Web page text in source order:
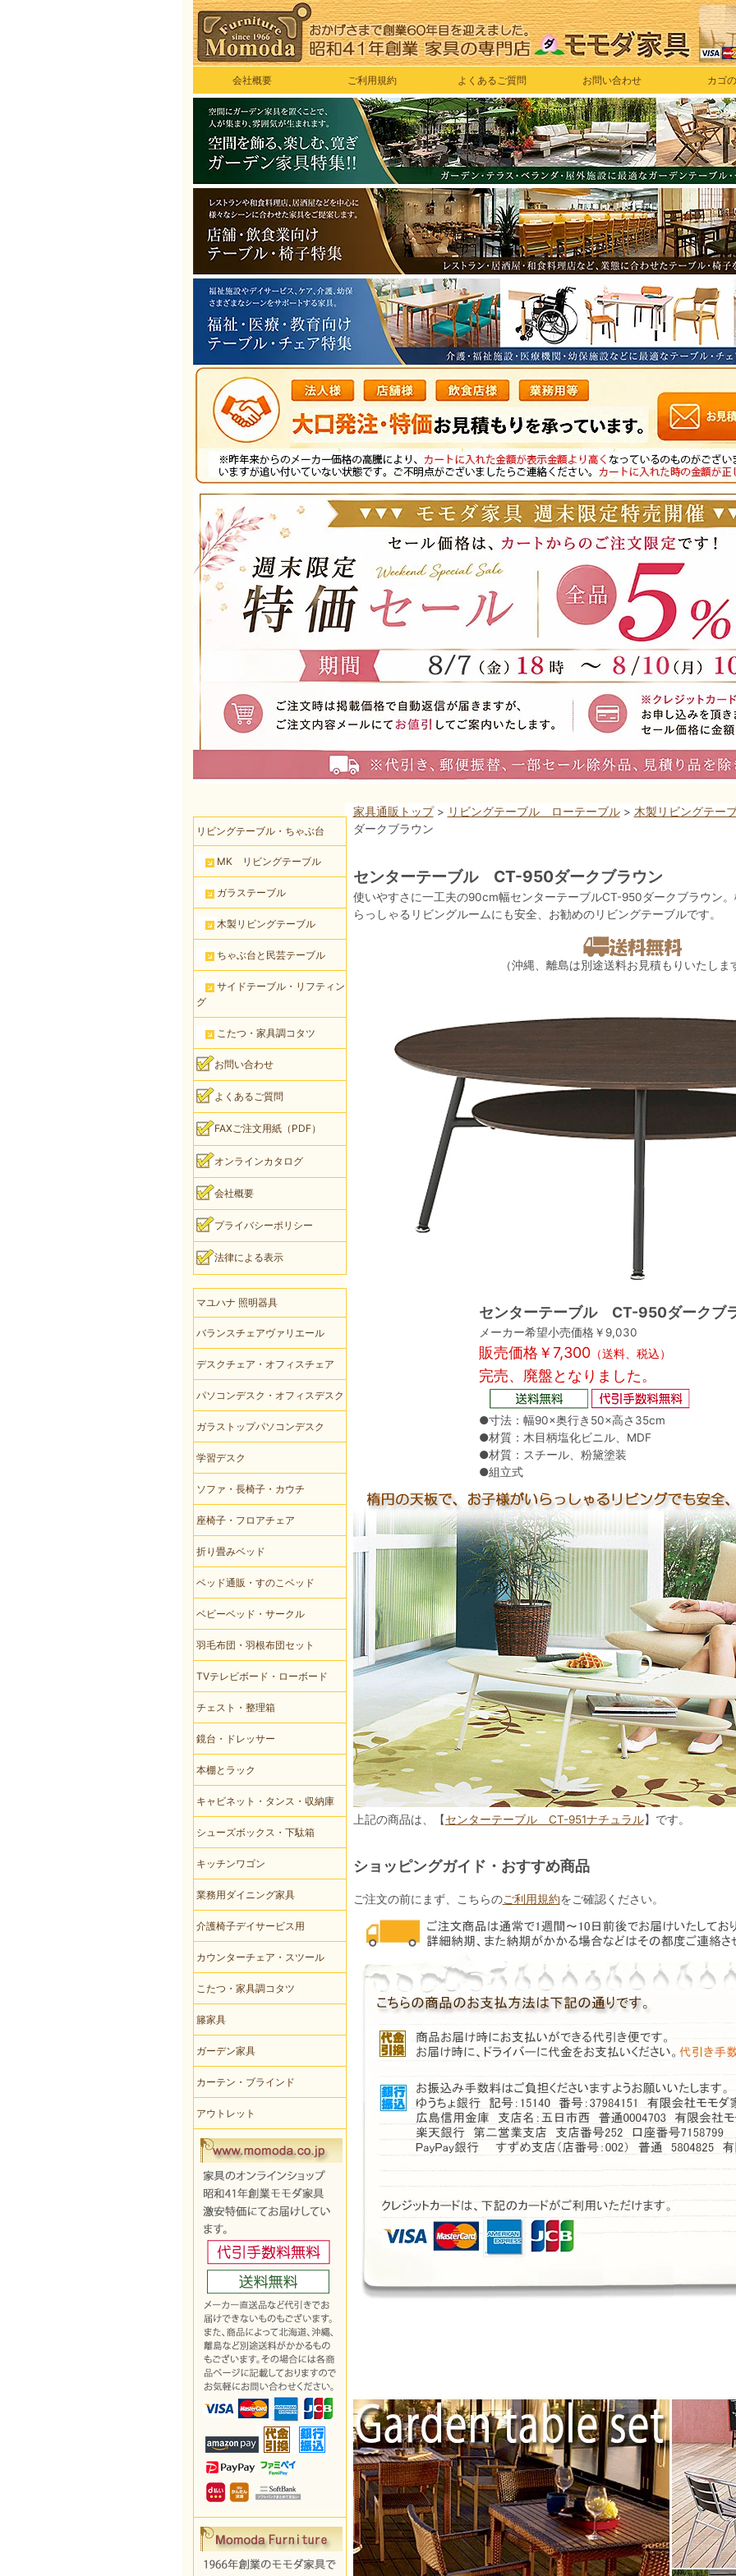
会社概要 ご利用規約 よくあるご質問 お問い合わせ カゴ
家具通販トップ> リビングテーブル ローテーブル> 木製リビングテー
ダークブラウン
センターテーブル CT-950ダークブラウン
使いやすさに一工夫の90cm幅センターテーブルCT-950ダークブラウン
らっしゃるリビングルームにも安全、お勧めのリビングテーブルです。
（沖縄、離島は別途送料お見積もりいたしま
センターテーブル CT-950ダークブ
メーカー希望小売価格￥9,030
販売価格￥7,300 （送料、税込）
完売、廃盤となりました。
●寸法：幅90×奥行き50×高さ35cm
●材質：木目柄塩化ビニル、MDF
●材質：スチール、粉黛塗装
●組立式
上記の商品は、【センターテーブル CT-951ナチュラル】です。
ショッピングガイド・おすすめ商品
ご注文の前にまず、こちらのご利用規約をご確認ください。
リビングテーブル・ちゃぶ台
MK リビングテーブル
ガラステーブル
木製リビングテーブル
ちゃぶ台と民芸テーブル
サイドテーブル・リフティン
グ
こたつ・家具調コタツ
お問い合わせ
よくあるご質問
FAXご注文用紙（PDF）
オンラインカタログ
会社概要
プライバシーポリシー
法律による表示
マユハナ 照明器具
バランスチェアヴァリエール
デスクチェア・オフィスチェア
パソコンデスク・オフィスデスク
ガラストップパソコンデスク
学習デスク
ソファ・長椅子・カウチ
座椅子・フロアチェア
折り畳みベッド
ベッド通販・すのこベッド
ベビーベッド・サークル
羽毛布団・羽根布団セット
TVテレビボード・ローボード
チェスト・整理箱
鏡台・ドレッサー
本棚とラック
キャビネット・タンス・収納庫
シューズボックス・下駄箱
キッチンワゴン
業務用ダイニング家具
介護椅子デイサービス用
カウンターチェア・スツール
こたつ・家具調コタツ
籐家具
ガーデン家具
カーテン・ブラインド
アウトレット